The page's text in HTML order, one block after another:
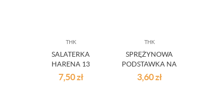
THK
SALATERKA
HARENA 13
BIAŁA
7,50zł
THK
SPRĘŻYNOWA
PODSTAWKA NA
JAJKO
3,60zł